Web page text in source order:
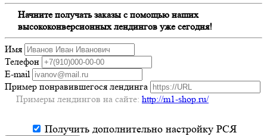
Начните получать заказы с помощью наших
высококонверсионных лендингов уже сегодня!
Имя
Телефон
E-mail
Пример понравившегося лендинга
Примеры лендингов на сайте: http://m1-shop.ru/
Получить дополнительно настройку РСЯ